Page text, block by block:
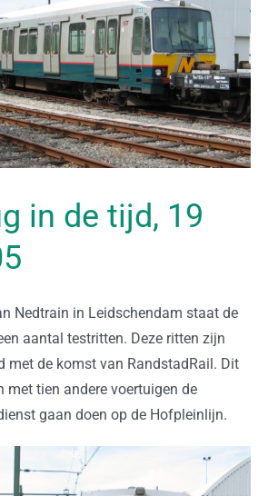
in de tijd, 19
Nedtrain in Leidschendam staat de
aantal testritten. Deze ritten zijn
met de komst van RandstadRail. Dit
met tien andere voertuigen de
gaan doen op de Hofpleinlijn.